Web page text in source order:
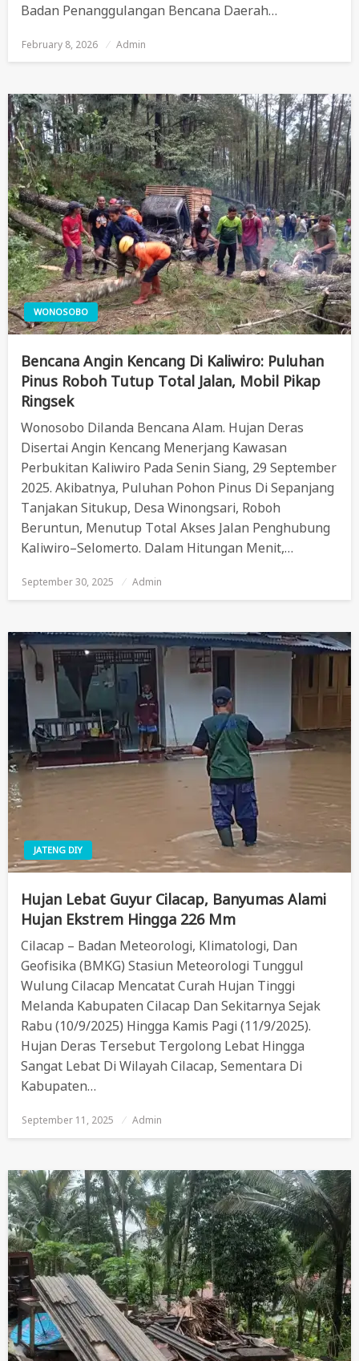
Badan Penanggulangan Bencana Daerah…
Posted
February 8, 2026 Admin
WONOSOBO
Bencana Angin Kencang Di Kaliwiro: Puluhan
Pinus Roboh Tutup Total Jalan, Mobil Pikap
Ringsek
Wonosobo Dilanda Bencana Alam. Hujan Deras
Disertai Angin Kencang Menerjang Kawasan
Perbukitan Kaliwiro Pada Senin Siang, 29 September
2025. Akibatnya, Puluhan Pohon Pinus Di Sepanjang
Tanjakan Situkup, Desa Winongsari, Roboh
Beruntun, Menutup Total Akses Jalan Penghubung
Kaliwiro–Selomerto. Dalam Hitungan Menit,…
Posted
On
September 30, 2025 Admin
JATENG DIY
Hujan Lebat Guyur Cilacap, Banyumas Alami
Hujan Ekstrem Hingga 226 Mm
Cilacap – Badan Meteorologi, Klimatologi, Dan
Geofisika (BMKG) Stasiun Meteorologi Tunggul
Wulung Cilacap Mencatat Curah Hujan Tinggi
Melanda Kabupaten Cilacap Dan Sekitarnya Sejak
Rabu (10/9/2025) Hingga Kamis Pagi (11/9/2025).
Hujan Deras Tersebut Tergolong Lebat Hingga
Sangat Lebat Di Wilayah Cilacap, Sementara Di
Kabupaten…
Posted
On
September 11, 2025 Admin